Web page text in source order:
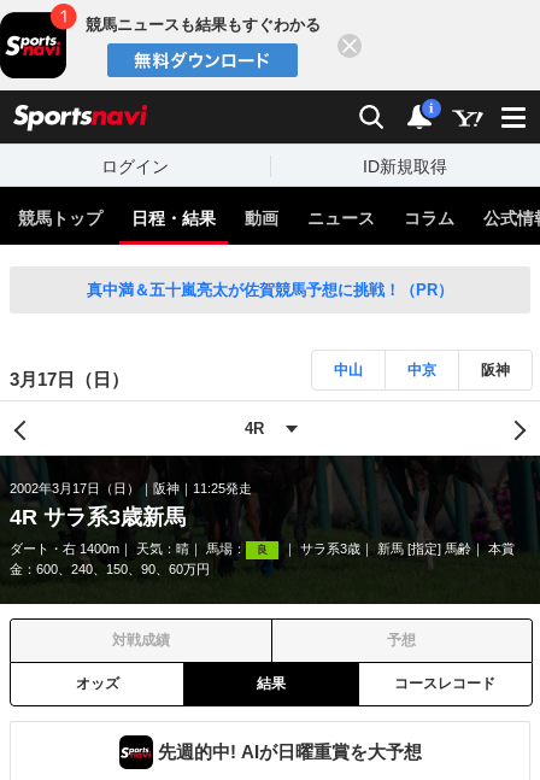
競馬ニュースも結果もすぐわかる
検索 通知
i
ログイン ID新規取得
競馬トップ 日程・結果 動画 ニュース コラム 公式情
真中満＆五十嵐亮太が佐賀競馬予想に挑戦！（PR）
3月17日（日） 中山 中京 阪神
2002年3月17日（日） 阪神 11:25発走
4R サラ系3歳新馬
ダート・右 1400m 天気： 晴 馬場： 良 サラ系3歳 新馬 [指定] 馬齢
本賞
金：600、240、150、90、60万円
対戦成績 予想
オッズ 結果 コースレコード
先週的中! AIが日曜重賞を大予想